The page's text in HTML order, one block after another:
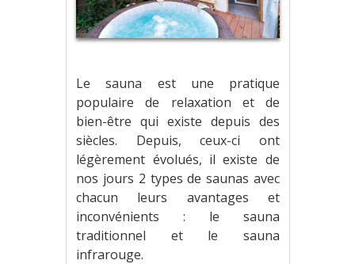
Le sauna est une pratique
populaire de relaxation et de
bien-être qui existe depuis des
siècles. Depuis, ceux-ci ont
légèrement évolués, il existe de
nos jours 2 types de saunas avec
chacun leurs avantages et
inconvénients : le sauna
traditionnel et le sauna
infrarouge.